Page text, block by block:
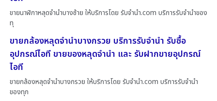
ขายนาฬิกาหลุดจำนำบางซ้าย ให้บริการโดย รับจํานํา.com บริการรับจำนำของ
ทุ
ขายกล้องหลุดจำนำบางกรวย บริการรับจำนำ รับซื้อ
อุปกรณ์ไอที ขายของหลุดจำนำ และ รับฝากขายอุปกรณ์
ไอที
ขายกล้องหลุดจำนำบางกรวย ให้บริการโดย รับจํานํา.com บริการรับจำนำ
ของทุก